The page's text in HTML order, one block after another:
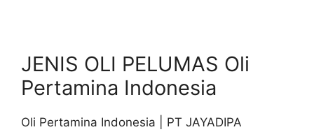
JENIS OLI PELUMAS Oli
Pertamina Indonesia
Oli Pertamina Indonesia | PT JAYADIPA